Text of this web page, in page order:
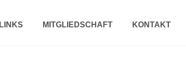
LINKS MITGLIEDSCHAFT KONTAKT